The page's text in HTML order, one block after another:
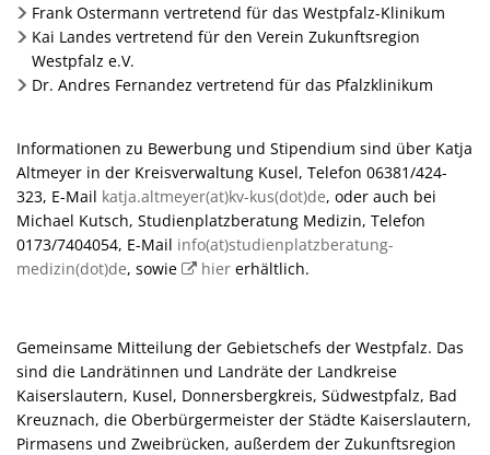
Frank Ostermann vertretend für das Westpfalz-Klinikum
Kai Landes vertretend für den Verein Zukunftsregion
Westpfalz e.V.
Dr. Andres Fernandez vertretend für das Pfalzklinikum
Informationen zu Bewerbung und Stipendium sind über Katja
Altmeyer in der Kreisverwaltung Kusel, Telefon 06381/424-
323, E-Mail katja.altmeyer(at)kv-kus(dot)de, oder auch bei
Michael Kutsch, Studienplatzberatung Medizin, Telefon
0173/7404054, E-Mail info(at)studienplatzberatung-
medizin(dot)de, sowie hiererhältlich.
Gemeinsame Mitteilung der Gebietschefs der Westpfalz. Das
sind die Landrätinnen und Landräte der Landkreise
Kaiserslautern, Kusel, Donnersbergkreis, Südwestpfalz, Bad
Kreuznach, die Oberbürgermeister der Städte Kaiserslautern,
Pirmasens und Zweibrücken, außerdem der Zukunftsregion